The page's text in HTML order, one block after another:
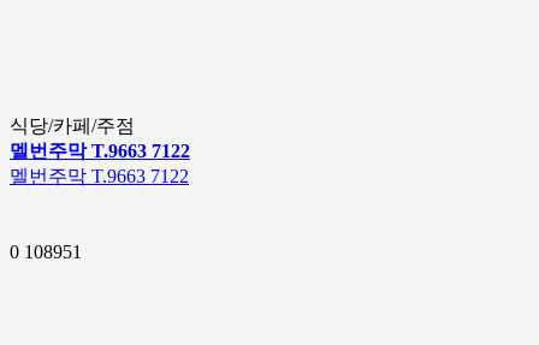
식당/카페/주점
멜번주막 T.9663 7122
멜번주막 T.9663 7122
0 108951